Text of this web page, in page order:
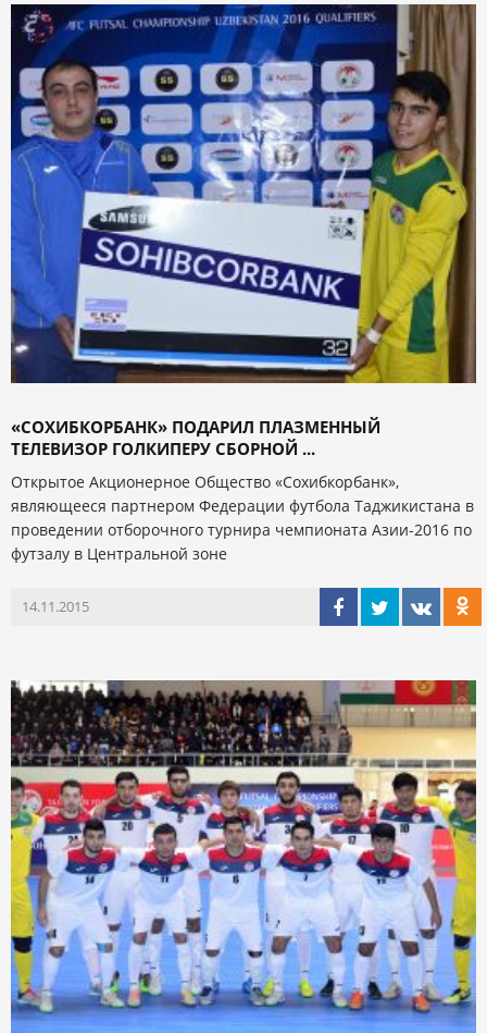
«СОХИБКОРБАНК» ПОДАРИЛ ПЛАЗМЕННЫЙ
ТЕЛЕВИЗОР ГОЛКИПЕРУ СБОРНОЙ ...
Открытое Акционерное Общество «Сохибкорбанк»,
являющееся партнером Федерации футбола Таджикистана в
проведении отборочного турнира чемпионата Азии-2016 по
футзалу в Центральной зоне
14.11.2015